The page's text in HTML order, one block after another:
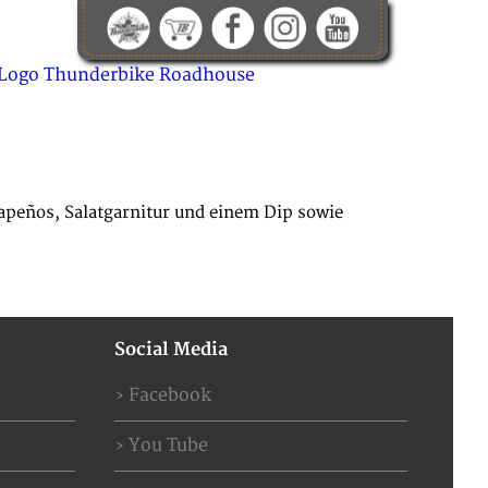
Salatgarnitur und einem Dip sowie
Social Media
Facebook
You Tube